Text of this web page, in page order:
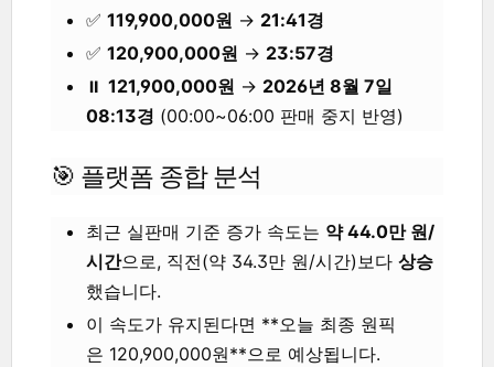
✅ 119,900,000원 → 21:41경
✅ 120,900,000원 → 23:57경
⏸ 121,900,000원 → 2026년 8월 7일
08:13경 (00:00~06:00 판매 중지 반영)
🎯 플랫폼 종합 분석
최근 실판매 기준 증가 속도는 약 44.0만 원/
시간으로, 직전(약 34.3만 원/시간)보다 상승
했습니다.
이 속도가 유지된다면 **오늘 최종 원픽
은 120,900,000원**으로 예상됩니다.